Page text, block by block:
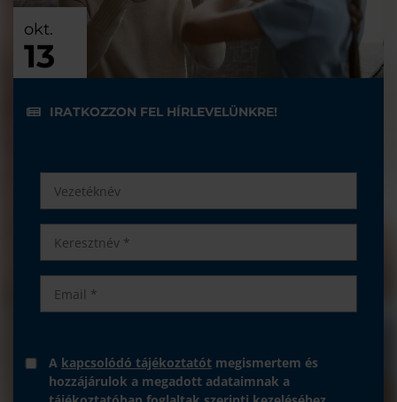
okt.
13
IRATKOZZON FEL HÍRLEVELÜNKRE!
A kapcsolódó tájékoztatót megismertem és
hozzájárulok a megadott adataimnak a